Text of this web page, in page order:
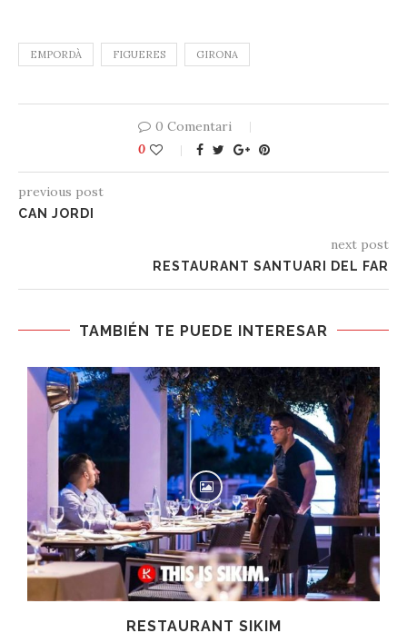
EMPORDÀ FIGUERES GIRONA
0 Comentari
0
previous post
CAN JORDI
next post
RESTAURANT SANTUARI DEL FAR
TAMBIÉN TE PUEDE INTERESAR
HOTEL PRATS